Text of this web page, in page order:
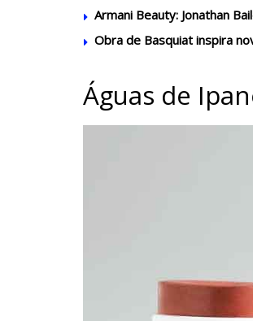
Armani Beauty: Jonathan
Obra de Basquiat inspira
Águas de